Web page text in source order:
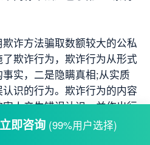
诈方法骗取数额较大的公私
欺诈行为，欺诈行为从形式
实，二是隐瞒真相;从实质
识的行为。欺诈行为的内容
人产生错误认识，并作出行
此，不管是虚构、隐瞒过去
将来的事实，只要具有上述
立即咨询 (99%用户选择)